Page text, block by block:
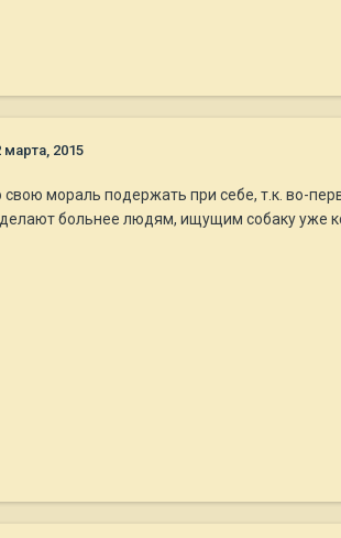
марта, 2015
мораль подержать при себе, т.к. во-
больнее людям, ищущим собаку уже